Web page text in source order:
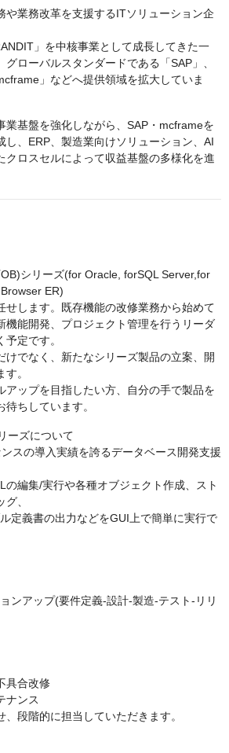
や業務改革を支援するITソリューション企
」を中核事業として成長してきた一
ローバルスタンダードである「SAP」、
」などへ提供領域を拡大していま
業基盤を強化しながら、SAP・mcframeを
し、ERP、製造業向けソリューション、AI
クロスセルによって収益基盤の多様化を進
シリーズ(for Oracle, forSQL Server,for
ER)
せします。既存機能の改修業務から始めて
機能開発、プロジェクト管理を行うリーダ
定です。
けでなく、新たなシリーズ製品の立案、開
。
アップを目指したい方、自分の手で製品を
ちしています。
ーズについて
スの導入実績を誇るデータベース開発支援
編集/実行や各種オブジェクト作成、スト
、
定義書の出力などをGUI上で簡単に実行で
ンアップ(要件定義-設計-製造-テスト-リリ
具合改修
ナンス
段階的に担当していただきます。